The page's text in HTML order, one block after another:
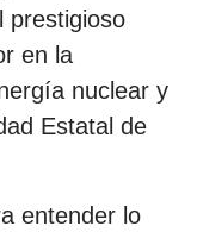
prestigioso
en la
nuclear y
Estatal de
entender lo